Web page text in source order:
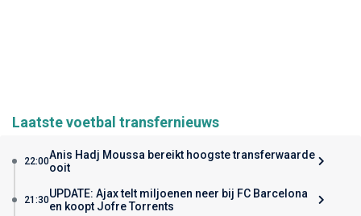
Laatste voetbal transfernieuws
22:00Anis Hadj Moussa bereikt hoogste transferwaarde
ooit
21:30UPDATE: Ajax telt miljoenen neer bij FC Barcelona
en koopt Jofre Torrents